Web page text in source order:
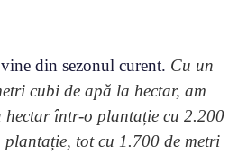
din sezonul curent. Cu un
cubi de apă la hectar, am
hectar într-o plantație cu 2.200
tot cu 1.700 de metri